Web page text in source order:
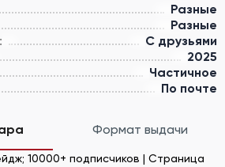
Разные
Разные
С друзьями
2025
Частичное
По почте
Формат выдачи
10000+ подписчиков | Страница